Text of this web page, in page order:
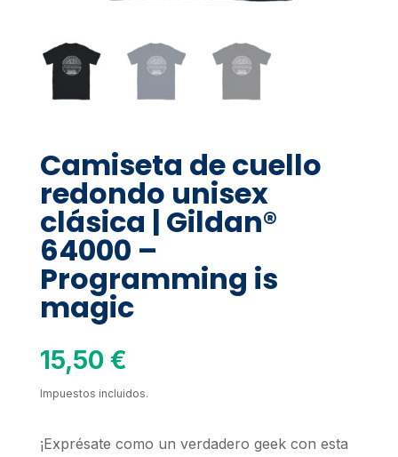
Camiseta de cuello
redondo unisex
clásica | Gildan®
64000 –
Programming is
magic
15,50 €
Impuestos incluidos.
¡Exprésate como un verdadero geek con esta